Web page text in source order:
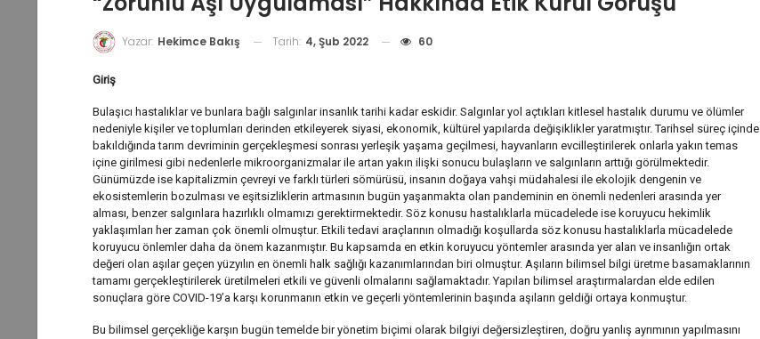
Yazar: Hekimce Bakış Tarih: 4, Şub 2022 60
Giriş
Bulaşıcı hastalıklar ve bunlara bağlı salgınlar insanlık tarihi kadar eskidir. Salgınlar yol açtıkları kitlesel hastalık durumu ve ölümler
nedeniyle kişiler ve toplumları derinden etkileyerek siyasi, ekonomik, kültürel yapılarda değişiklikler yaratmıştır. Tarihsel süreç içinde
bakıldığında tarım devriminin gerçekleşmesi sonrası yerleşik yaşama geçilmesi, hayvanların evcilleştirilerek onlarla yakın temas
içine girilmesi gibi nedenlerle mikroorganizmalar ile artan yakın ilişki sonucu bulaşların ve salgınların arttığı görülmektedir.
Günümüzde ise kapitalizmin çevreyi ve farklı türleri sömürüsü, insanın doğaya vahşi müdahalesi ile ekolojik dengenin ve
ekosistemlerin bozulması ve eşitsizliklerin artmasının bugün yaşanmakta olan pandeminin en önemli nedenleri arasında yer
alması, benzer salgınlara hazırlıklı olmamızı gerektirmektedir. Söz konusu hastalıklarla mücadelede ise koruyucu hekimlik
yaklaşımları her zaman çok önemli olmuştur. Etkili tedavi araçlarının olmadığı koşullarda söz konusu hastalıklarla mücadelede
koruyucu önlemler daha da önem kazanmıştır. Bu kapsamda en etkin koruyucu yöntemler arasında yer alan ve insanlığın ortak
değeri olan aşılar geçen yüzyılın en önemli halk sağlığı kazanımlarından biri olmuştur. Aşıların bilimsel bilgi üretme basamaklarının
tamamı gerçekleştirilerek üretilmeleri etkili ve güvenli olmalarını sağlamaktadır. Yapılan bilimsel araştırmalardan elde edilen
sonuçlara göre COVID-19’a karşı korunmanın etkin ve geçerli yöntemlerinin başında aşıların geldiği ortaya konmuştur.
Bu bilimsel gerçekliğe karşın bugün temelde bir yönetim biçimi olarak bilgiyi değersizleştiren, doğru yanlış ayrımının yapılmasını